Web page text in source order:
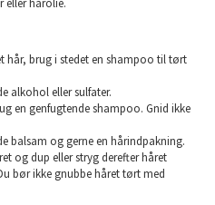
hår, brug i stedet en shampoo til tørt
alkohol eller sulfater.
en genfugtende shampoo. Gnid ikke
balsam og gerne en hårindpakning.
og dup eller stryg derefter håret
bør ikke gnubbe håret tørt med